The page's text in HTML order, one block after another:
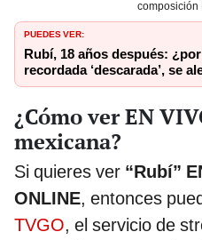
composición
PUEDES VER:
Rubí, 18 años después:
recordada ‘descarada’, se
¿Cómo ver EN
mexicana?
Si quieres ver “Rubí”
ONLINE, entonces
TVGO, el servicio de